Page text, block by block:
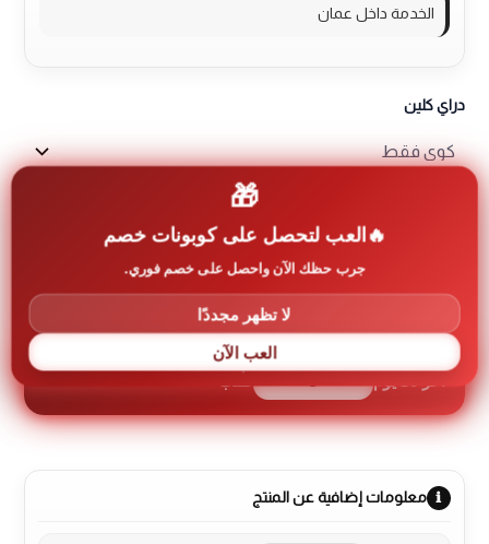
خلال
الخدمة داخل عمان
دراي كلين
قطعتين
شتوي
إضافة إلى السلة
آخر 30 يوم 8 طلب
معلومات إضافية عن المنتج
🎁
العب لتحصل على كوبونات خصم
جرب حظك الآن واحصل على خصم فوري.
لا تظهر مجددًا
العب الآن